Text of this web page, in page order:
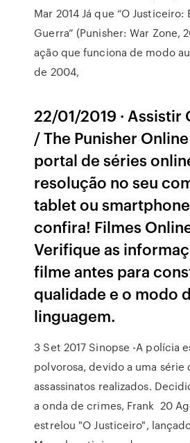
Mar 2014 Já que “O Justiceiro:
Guerra” (Punisher: War Zone,
ação que funciona de modo
de 2004,
22/01/2019 · Assistir
/ The Punisher
portal de séries
resolução no seu
tablet ou
confira! Filmes
Verifique as
filme antes para
qualidade e o modo
linguagem.
3 Set 2017 Sinopse -A polícia
polvorosa, devido a uma série
assassinatos realizados.
a onda de crimes, Frank 20
estrelou "O Justiceiro",